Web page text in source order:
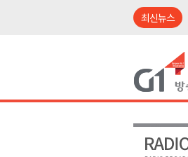
최신뉴스